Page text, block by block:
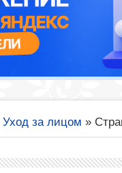
Уход за лицом »